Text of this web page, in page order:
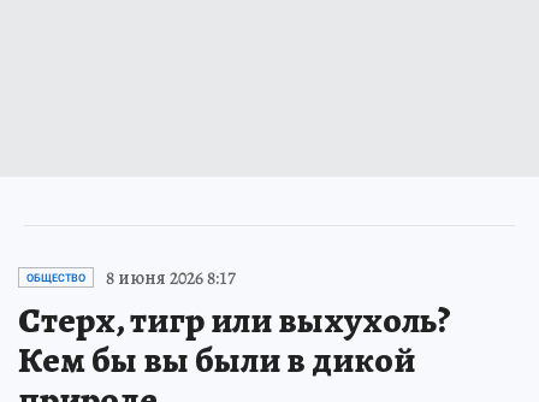
ОБЩЕСТВО 8 июня 2026 8:17
Стерх, тигр или выхухоль?
Кем бы вы были в дикой